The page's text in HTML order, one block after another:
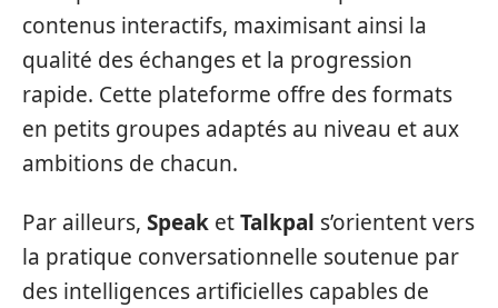
contenus interactifs, maximisant ainsi la
qualité des échanges et la progression
rapide. Cette plateforme offre des formats
en petits groupes adaptés au niveau et aux
ambitions de chacun.
Par ailleurs, Speak etTalkpal s’orientent vers
la pratique conversationnelle soutenue par
des intelligences artificielles capables de